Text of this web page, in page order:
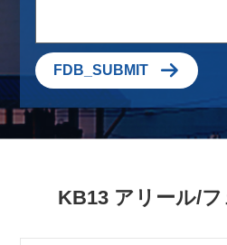
FDB_SUBMIT 
KB13 アリール/